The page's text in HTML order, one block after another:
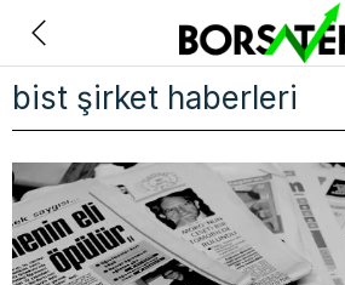
bist şirket haberleri